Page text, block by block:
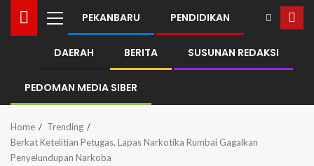
PEKANBARU PENDIDIKAN
DAERAH BERITA SUSUNAN REDAKSI
PEDOMAN MEDIA SIBER
Home
Trending
Berkat Ketelitian Petugas, Lapas Narkotika Rumbai Gagalkan
Penyelundupan Narkoba